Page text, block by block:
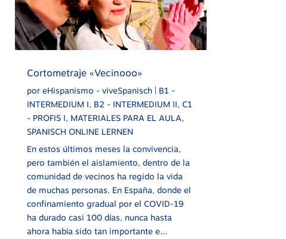
Cortometraje «Vecinooo»
por eHispanismo - viveSpanisch| B1 -
INTERMEDIUM I, B2 - INTERMEDIUM II, C1
- PROFIS I, MATERIALES PARA EL AULA,
SPANISCH ONLINE LERNEN
En estos últimos meses la convivencia,
pero también el aislamiento, dentro de la
comunidad de vecinos ha regido la vida
de muchas personas. En España, donde el
confinamiento gradual por el COVID-19
ha durado casi 100 días, nunca hasta
ahora había sido tan importante e...